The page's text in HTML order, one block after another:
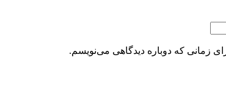
زمانی که دوباره دیدگاهی می‌نویسم.